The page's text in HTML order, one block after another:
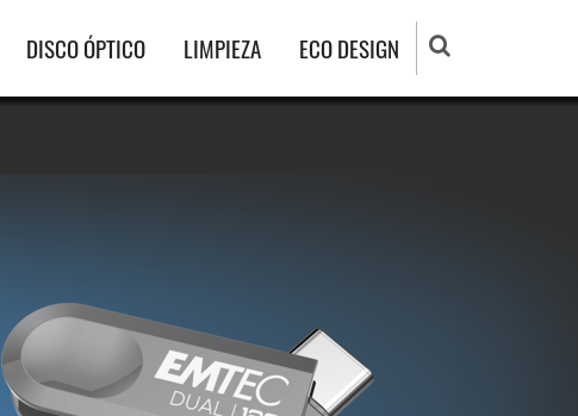
DISCO ÓPTICO LIMPIEZA ECO DESIGN